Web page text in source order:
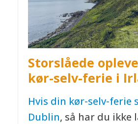
Storslåede
kør-selv-ferie i
Hvis din kør-selv-ferie
Dublin, så har du ikke